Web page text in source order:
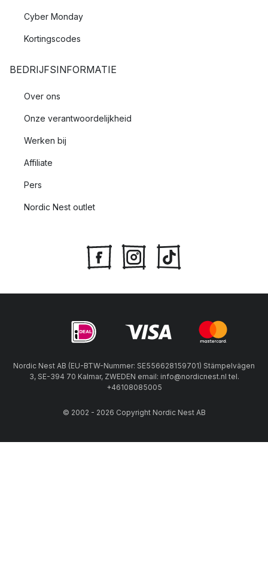
Cyber Monday
Kortingscodes
BEDRIJFSINFORMATIE
Over ons
Onze verantwoordelijkheid
Werken bij
Affiliate
Pers
Nordic Nest outlet
Nordic Nest AB (EU-BTW-Nummer: SE556628159701) Stämpelvägen
3, SE-394 70 Kalmar, ZWEDEN email: info@nordicnest.nl tel.
+46108085005
© 2002 - 2026 Copyright Nordic Nest AB